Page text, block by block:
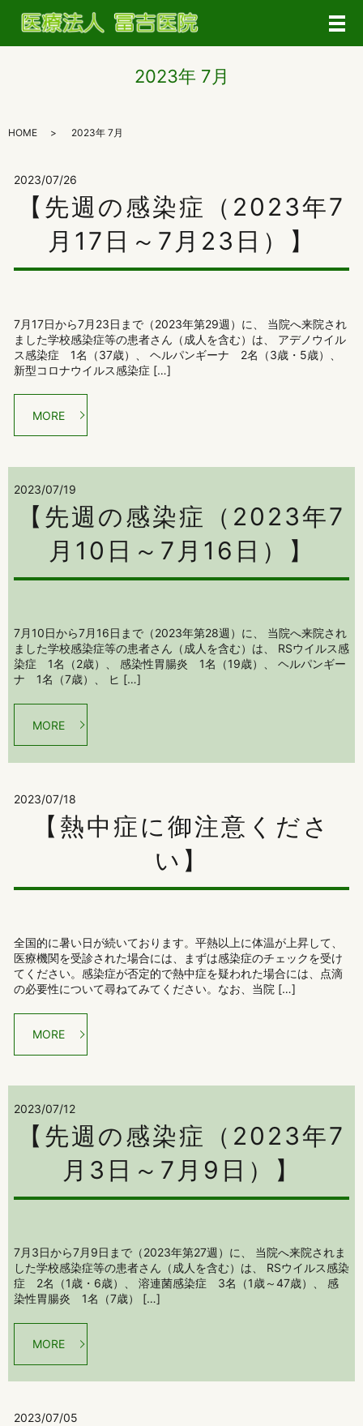
メ
2023年 7月
HOME 2023年 7月
2023/07/26
【先週の感染症（2023年7
月17日～7月23日）】
7月17日から7月23日まで（2023年第29週）に、 当院へ来院され
ました学校感染症等の患者さん（成人を含む）は、 アデノウイル
ス感染症 1名（37歳）、 ヘルパンギーナ 2名（3歳・5歳）、
新型コロナウイルス感染症 […]
MORE
2023/07/19
【先週の感染症（2023年7
月10日～7月16日）】
7月10日から7月16日まで（2023年第28週）に、 当院へ来院され
ました学校感染症等の患者さん（成人を含む）は、 RSウイルス感
染症 1名（2歳）、 感染性胃腸炎 1名（19歳）、 ヘルパンギー
ナ 1名（7歳）、 ヒ […]
MORE
2023/07/18
【熱中症に御注意くださ
い】
全国的に暑い日が続いております。平熱以上に体温が上昇して、
医療機関を受診された場合には、まずは感染症のチェックを受け
てください。感染症が否定的で熱中症を疑われた場合には、点滴
の必要性について尋ねてみてください。なお、当院 […]
MORE
2023/07/12
【先週の感染症（2023年7
月3日～7月9日）】
7月3日から7月9日まで（2023年第27週）に、 当院へ来院されま
した学校感染症等の患者さん（成人を含む）は、 RSウイルス感染
症 2名（1歳・6歳）、 溶連菌感染症 3名（1歳～47歳）、 感
染性胃腸炎 1名（7歳） […]
MORE
2023/07/05